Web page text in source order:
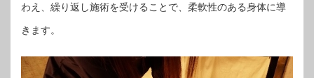
わえ、繰り返し施術を受けることで、柔軟性のある身体に導
きます。